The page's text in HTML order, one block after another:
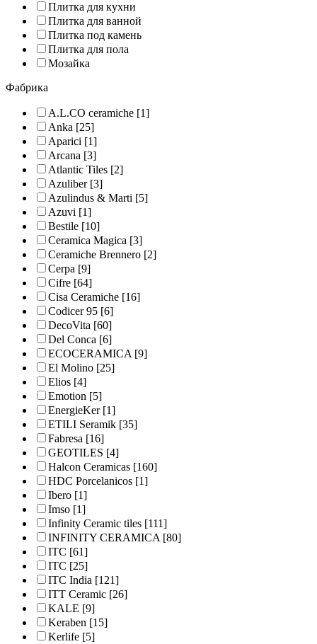
Плитка для кухни
Плитка для ванной
Плитка под камень
Плитка для пола
Мозайка
Фабрика
A.L.CO ceramiche [1]
Anka [25]
Aparici [1]
Arcana [3]
Atlantic Tiles [2]
Azuliber[3]
Azulindus & Marti [5]
Azuvi [1]
Bestile [10]
Ceramica Magica [3]
Ceramiche Brennero [2]
Cerpa [9]
Cifre [64]
Cisa Ceramiche [16]
Codicer 95 [6]
DecoVita [60]
Del Conca [6]
ECOCERAMICA[9]
El Molino [25]
Elios [4]
Emotion [5]
EnergieKer[1]
ETILI Seramik [35]
Fabresa [16]
GEOTILES [4]
Halcon Ceramicas [160]
HDC Porcelanicos [1]
Ibero [1]
Imso [1]
Infinity Ceramic tiles [111]
INFINITY CERAMICA[80]
ITC [61]
ITC [25]
ITC India [121]
ITT Ceramic [26]
KALE [9]
Keraben [15]
Kerlife [5]